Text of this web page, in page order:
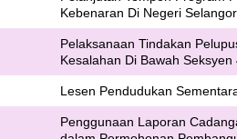
Kebenaran Di Negeri Selangor
Pelaksanaan Tindakan
Kesalahan Di Bawah
Lesen Pendudukan
Penggunaan Laporan